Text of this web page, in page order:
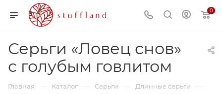
0
Серьги «Ловец снов»
с голубым говлитом
Главная — Каталог — Серьги — Длинные серьги —